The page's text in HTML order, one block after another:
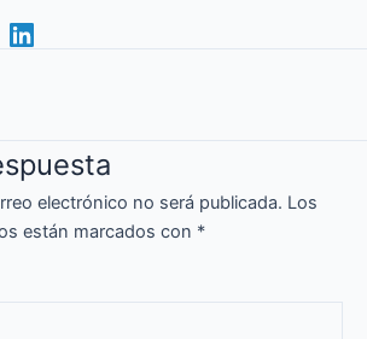
electrónico no será publicada. Los
están marcados con *